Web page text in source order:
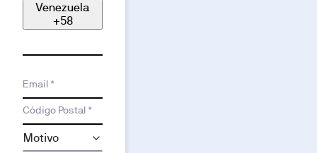
Venezuela
+58
Email *
Código Postal *